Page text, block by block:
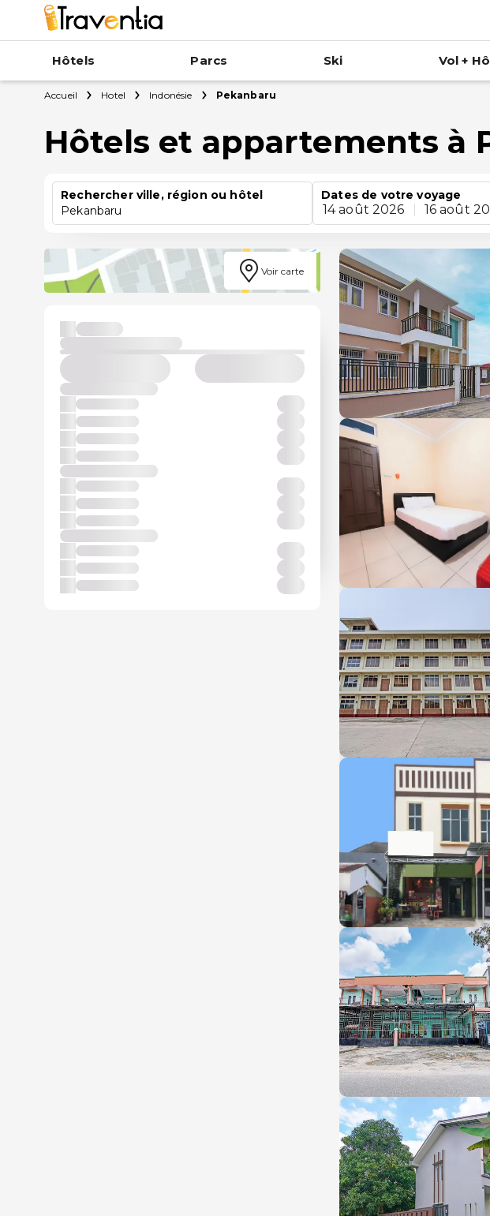
Hôtels Parcs Ski Vol +
Accueil Hotel Indonésie Pekanbaru
Hôtels et appartements à
Rechercher ville, région ou hôtel
Pekanbaru
Dates de votre voyage
14 août 2026 16 août
Voir carte